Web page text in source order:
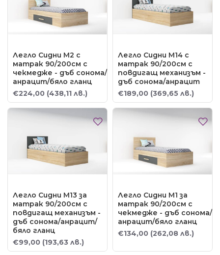
Легло Сидни М2 с
матрак 90/200см с
чекмедже - дъб сонома/
анрацит/бяло гланц
€224,00 (438,11 лв.)
Легло Сидни М14 с
матрак 90/200см с
повдигащ механизъм -
дъб сонома/анрацит
€189,00 (369,65 лв.)
Легло Сидни М13 за
матрак 90/200см с
повдигащ механизъм -
дъб сонома/анрацит/
бяло гланц
€99,00 (193,63 лв.)
Легло Сидни М1 за
матрак 90/200см с
чекмедже - дъб сонома/
анрацит/бяло гланц
€134,00 (262,08 лв.)